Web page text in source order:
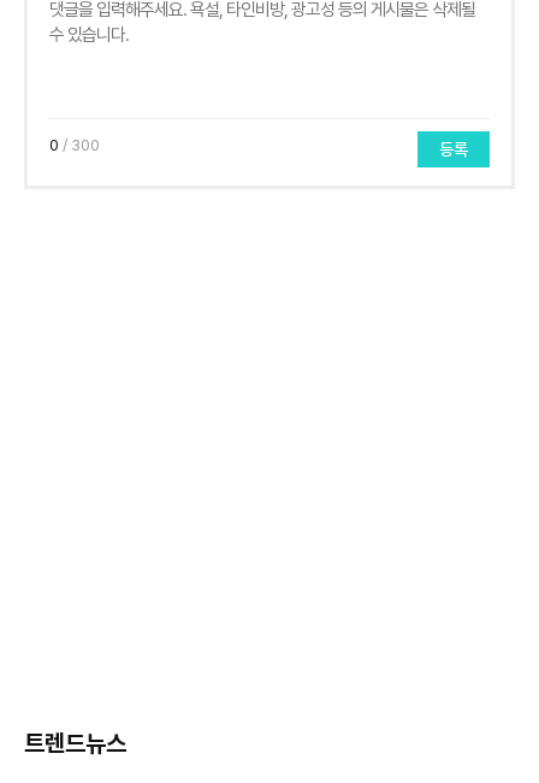
0 / 300 등록
트렌드뉴스